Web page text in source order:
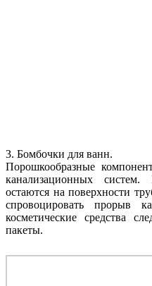
3. Бомбочки для ванн.
Порошкообразные
канализационных
остаются на поверхности
спровоцировать прорыв
косметические средства
пакеты.